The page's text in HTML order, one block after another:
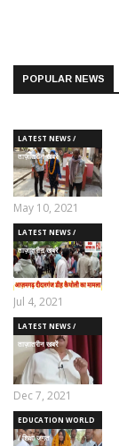
POPULAR NEWS
LATEST NEWS /
ताज़ातरीन खबरें
May 10, 2021
LATEST NEWS /
ताज़ातरीन खबरें
Jul 4, 2021
LATEST NEWS /
ताज़ातरीन खबरें
Dec 7, 2021
EDUCATION WORLD
/ शिक्षा जगत